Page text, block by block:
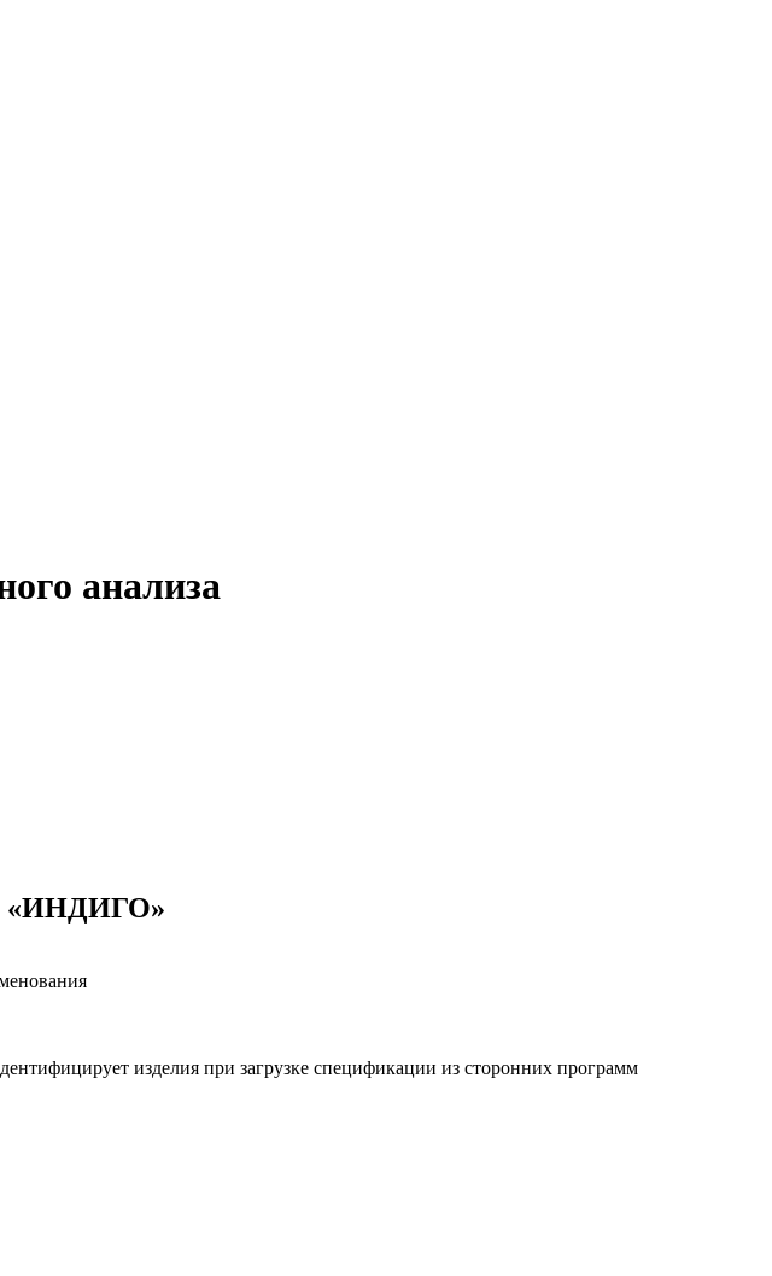
анализа
«ИНДИГО»
изделия при загрузке спецификации из сторонних программ